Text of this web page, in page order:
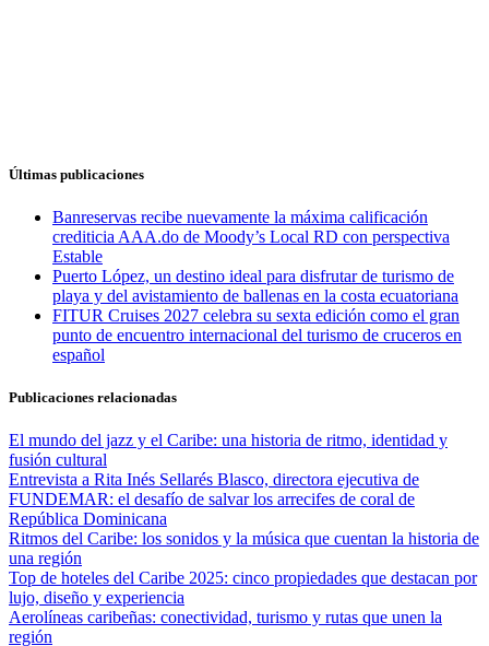
Últimas publicaciones
Banreservas recibe nuevamente la máxima calificación
crediticia AAA.do de Moody’s Local RD con perspectiva
Estable
Puerto López, un destino ideal para disfrutar de turismo de
playa y del avistamiento de ballenas en la costa ecuatoriana
FITUR Cruises 2027 celebra su sexta edición como el gran
punto de encuentro internacional del turismo de cruceros en
español
Publicaciones relacionadas
El mundo del jazz y el Caribe: una historia de ritmo, identidad y
fusión cultural
Entrevista a Rita Inés Sellarés Blasco, directora ejecutiva de
FUNDEMAR: el desafío de salvar los arrecifes de coral de
República Dominicana
Ritmos del Caribe: los sonidos y la música que cuentan la historia de
una región
Top de hoteles del Caribe 2025: cinco propiedades que destacan por
lujo, diseño y experiencia
Aerolíneas caribeñas: conectividad, turismo y rutas que unen la
región